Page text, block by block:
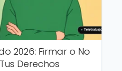
2026: Firmar o No
Derechos